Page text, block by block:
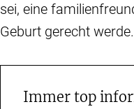
sei, eine
Geburt gerecht werde.
Immer top